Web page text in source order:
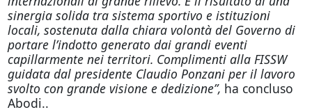
sinergia solida tra sistema sportivo e istituzioni
locali, sostenuta dalla chiara volontà del Governo di
portare l’indotto generato dai grandi eventi
capillarmente nei territori. Complimenti alla FISSW
guidata dal presidente Claudio Ponzani per il lavoro
svolto con grande visione e dedizione”, ha concluso
Abodi..